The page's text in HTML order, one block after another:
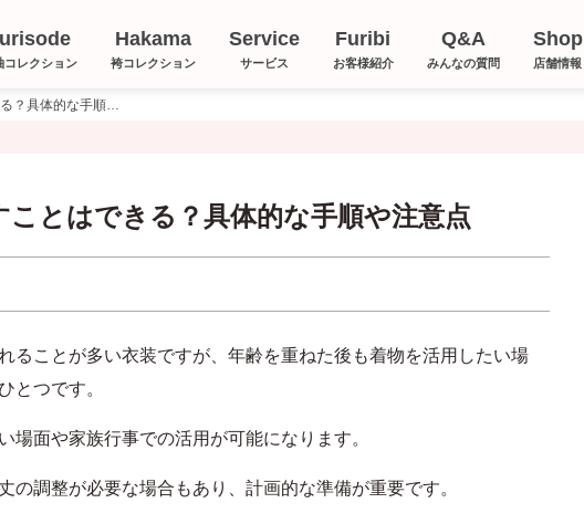
コレクション
Hakama
袴コレクション
Service
サービス
Furibi
お客様紹介
Q&A
みんなの質問
Shop
店舗情報
とはできる？具体的な手順や注意点
ることが多い衣装ですが、年齢を重ねた後も着物を活用したい場
とつです。
場面や家族行事での活用が可能になります。
の調整が必要な場合もあり、計画的な準備が重要です。